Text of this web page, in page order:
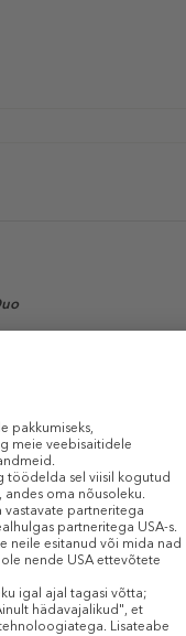
õli sisaldavat toonitud
huuleläige on